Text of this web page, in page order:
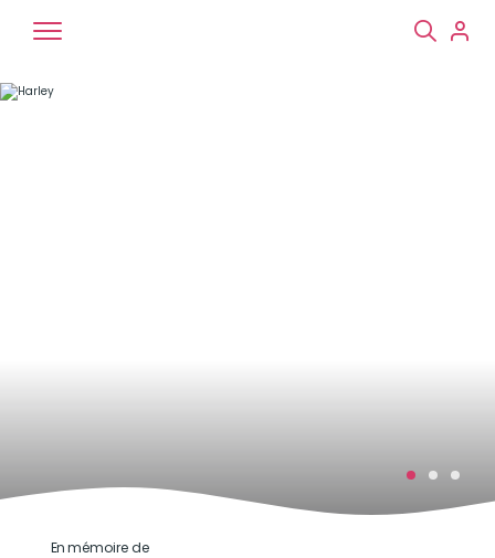
En mémoire de